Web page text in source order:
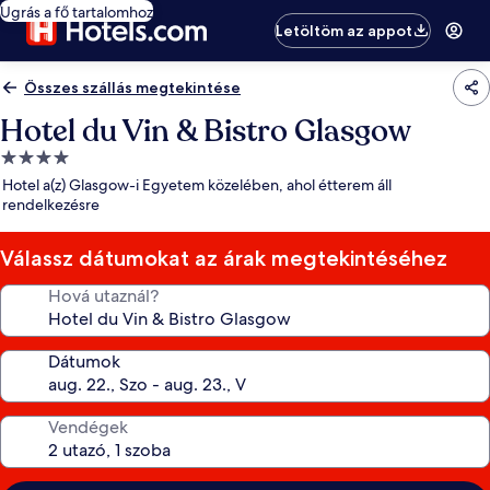
Ugrás a fő tartalomhoz
Letöltöm az appot
Összes szállás megtekintése
Hotel du Vin & Bistro Glasgow
4.0
csillagos
szálláshely
Hotel a(z) Glasgow-i Egyetem közelében, ahol étterem áll
rendelkezésre
Válassz dátumokat az árak megtekintéséhez
Hová utaznál?
Dátumok
Vendégek